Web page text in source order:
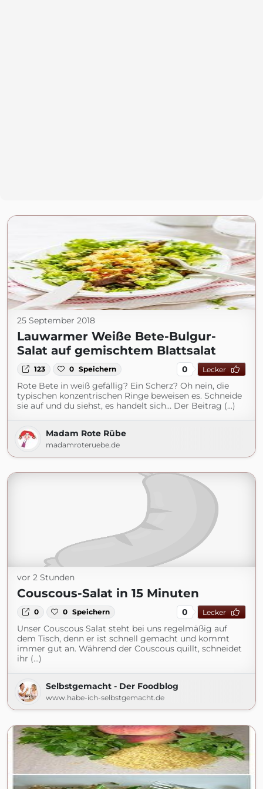
25 September 2018
Lauwarmer Weiße Bete-Bulgur-
Salat auf gemischtem Blattsalat
123 0 Speichern 0 Lecker
Rote Bete in weiß gefällig? Ein Scherz? Oh nein, die
typischen konzentrischen Ringe beweisen es. Schneide
sie auf und du siehst, es handelt sich… Der Beitrag (...)
Madam Rote Rübe
madamroteruebe.de
vor 2 Stunden
Couscous-Salat in 15 Minuten
0 0 Speichern 0 Lecker
Unser Couscous Salat steht bei uns regelmäßig auf
dem Tisch, denn er ist schnell gemacht und kommt
immer gut an. Während der Couscous quillt, schneidet
ihr (...)
Selbstgemacht - Der Foodblog
www.habe-ich-selbstgemacht.de